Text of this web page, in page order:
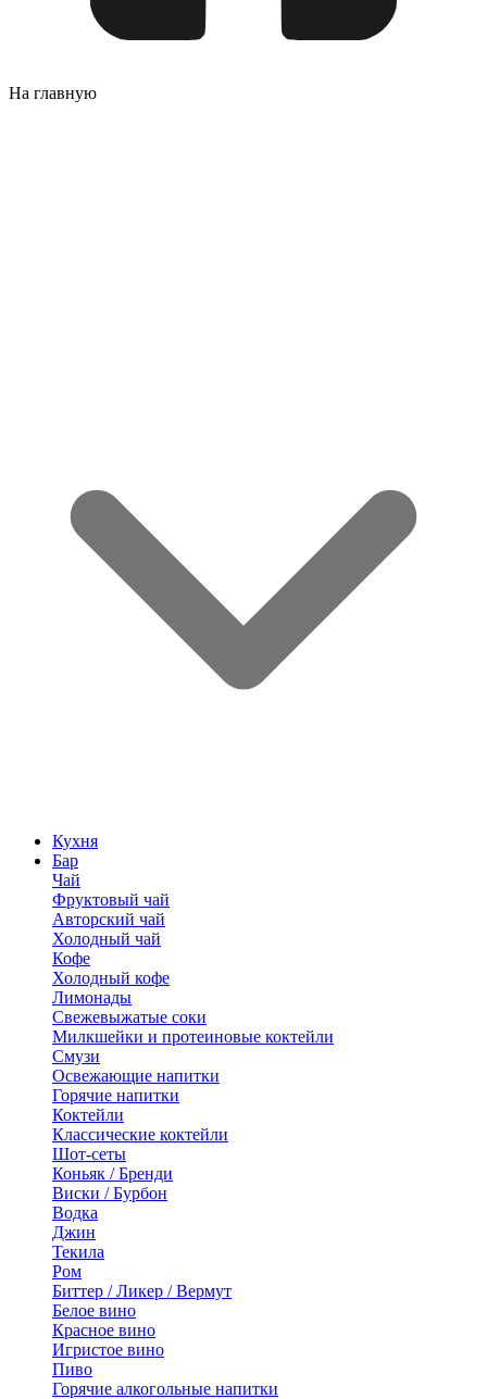
На главную
Кухня
Бар
Чай
Фруктовый чай
Авторский чай
Холодный чай
Кофе
Холодный кофе
Лимонады
Свежевыжатые соки
Милкшейки и протеиновые коктейли
Смузи
Освежающие напитки
Горячие напитки
Коктейли
Классические коктейли
Шот-сеты
Коньяк / Бренди
Виски / Бурбон
Водка
Джин
Текила
Ром
Биттер / Ликер / Вермут
Белое вино
Красное вино
Игристое вино
Пиво
Горячие алкогольные напитки